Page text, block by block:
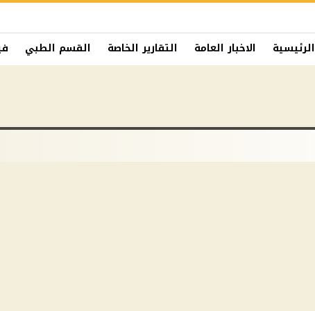
الرئيسية الاخبار العامة التقارير الخاصة القسم الطبي